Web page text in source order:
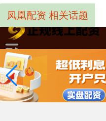
-->
凤凰配资 相关话题